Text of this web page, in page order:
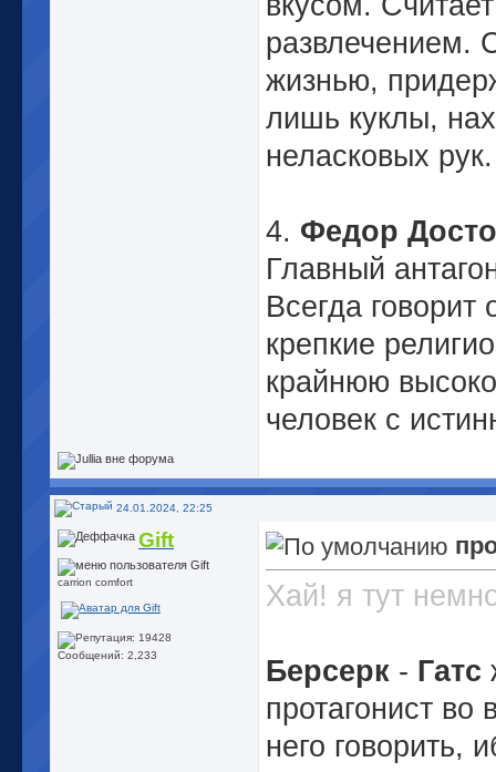
развлечением.
жизнью,
лишь куклы,
неласковых рук.
4. Федор
Главный
Всегда
крепкие
крайнюю
человек с
24.01.2024, 22:25
Gift
carrion comfort
Сообщений: 2,233
Хай! я тут
Берсерк - Гатс
протагонист
него говорить,